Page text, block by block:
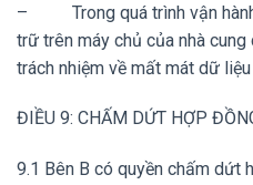
– Trong quá trình vận
trữ trên máy chủ của nhà
trách nhiệm về mất mát dữ
ĐIỀU 9: CHẤM DỨT HỢP
9.1 Bên B có quyền chấm dứt